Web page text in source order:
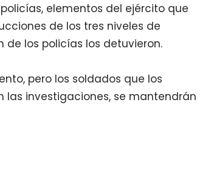
elementos del ejército que
de los tres niveles de
de los policías los detuvieron.
pero los soldados que los
las investigaciones, se mantendrán